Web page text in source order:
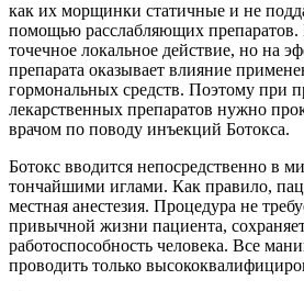
как их морщинки статичные и не
помощью расслабляющих препаратов.
точечное локальное действие, но на
препарата оказывает влияние
гормональных средств. Поэтому при
лекарственных препаратов нужно
врачом по поводу инъекций Ботокса.
Ботокс вводится непосредственно в
тончайшими иглами. Как правило,
местная анестезия. Процедура не
привычной жизни пациента,
работоспособность человека. Все
проводить только